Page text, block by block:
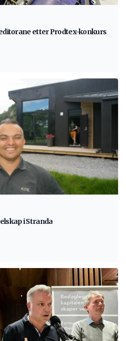
etter Prodtex-konkurs
i Stranda